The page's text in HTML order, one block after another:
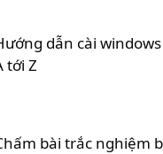
dẫn cài
tới Z
bài trắc nghiệm